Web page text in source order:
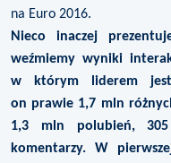
na Euro 2016.
Nieco inaczej
weźmiemy wyniki
w którym liderem jest
on prawie 1,7 mln
1,3 mln polubień,
komentarzy. W